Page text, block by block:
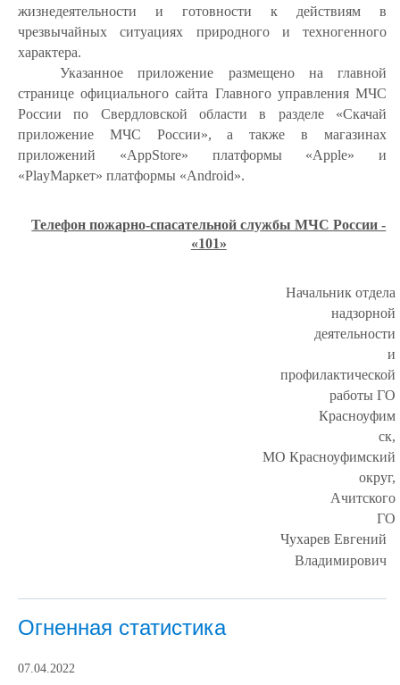
жизнедеятельности и готовности к действиям в
чрезвычайных ситуациях природного и техногенного
характера.
Указанное приложение размещено на главной
странице официального сайта Главного управления МЧС
России по Свердловской области в разделе «Скачай
приложение МЧС России», а также в магазинах
приложений «АррStore» платформы «Аpple» и
«PlayMаркет» платформы «Android».
Телефон пожарно-спасательной службы МЧС России -
«101»
Начальник отдела
надзорной
деятельности
и
профилактической
работы ГО
Красноуфим
ск,
МО Красноуфимский
округ,
Ачитского
ГО
Чухарев Евгений
Владимирович
Огненная статистика
07.04.2022